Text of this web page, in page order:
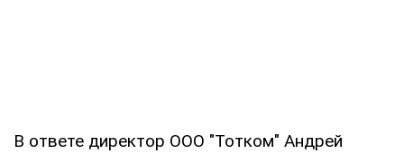
В ответе директор ООО "Тотком" Андрей